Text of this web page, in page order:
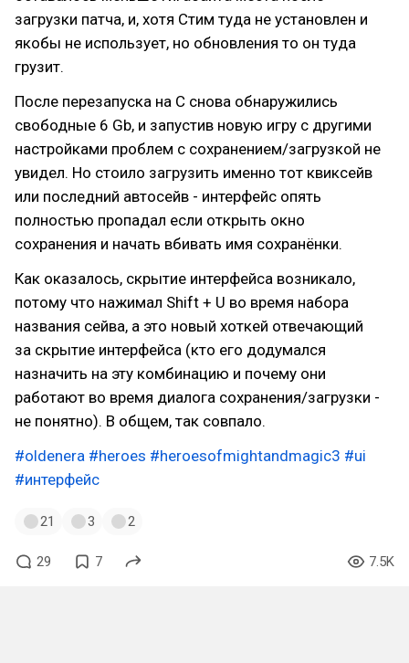
загрузки патча, и, хотя Стим туда не установлен и
якобы не использует, но обновления то он туда
грузит.
После перезапуска на С снова обнаружились
свободные 6 Gb, и запустив новую игру с другими
настройками проблем с сохранением/загрузкой не
увидел. Но стоило загрузить именно тот квиксейв
или последний автосейв - интерфейс опять
полностью пропадал если открыть окно
сохранения и начать вбивать имя сохранёнки.
Как оказалось, скрытие интерфейса возникало,
потому что нажимал Shift + U во время набора
названия сейва, а это новый хоткей отвечающий
за скрытие интерфейса (кто его додумался
назначить на эту комбинацию и почему они
работают во время диалога сохранения/загрузки -
не понятно). В общем, так совпало.
#oldenera #heroes #heroesofmightandmagic3 #ui
#интерфейс
21 3 2
29 7 7.5K